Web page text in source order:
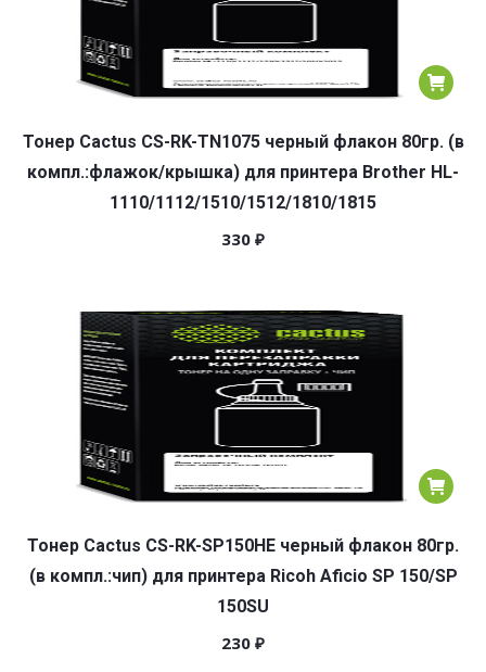
Тонер Cactus CS-RK-TN1075 черный флакон 80гр. (в
компл.:флажок/крышка) для принтера Brother HL-
1110/1112/1510/1512/1810/1815
330 ₽
Тонер Cactus CS-RK-SP150HE черный флакон 80гр.
(в компл.:чип) для принтера Ricoh Aficio SP 150/SP
150SU
230 ₽